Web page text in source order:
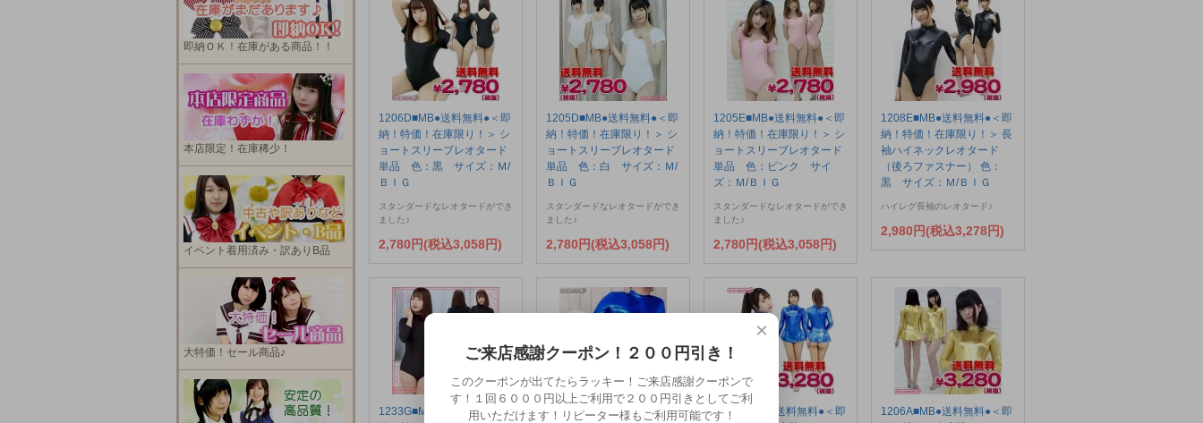
1206D■MB●送料無料●＜即
納！特価！在庫限り！＞ シ
ョートスリーブレオタード
単品 色：黒 サイズ：Ｍ/
ＢＩＧ
スタンダードなレオタードができ
ました♪
2,780円(税込3,058円)
1205D■MB●送料無料●＜即
納！特価！在庫限り！＞ シ
ョートスリーブレオタード
単品 色：白 サイズ：Ｍ/
ＢＩＧ
スタンダードなレオタードができ
ました♪
2,780円(税込3,058円)
1205E■MB●送料無料●＜即
納！特価！在庫限り！＞ シ
ョートスリーブレオタード
単品 色：ピンク サイ
ズ：Ｍ/ＢＩＧ
スタンダードなレオタードができ
ました♪
2,780円(税込3,058円)
1208E■MB●送料無料●＜即
納！特価！在庫限り！＞ 長
袖ハイネックレオタード
（後ろファスナー） 色：
黒 サイズ：Ｍ/ＢＩＧ
ハイレグ長袖のレオタード♪
2,980円(税込3,278円)
1233G■MB●送料無料●＜即
1266F■J●送料無料●＜即
1208G■MB●送料無料●＜即
1206A■MB●送料無料●＜即
即納ＯＫ！在庫がある商品！！
本店限定！在庫稀少！
イベント着用済み・訳ありB品
大特価！セール商品♪
×
ご来店感謝クーポン！２００円引き！
このクーポンが出てたらラッキー！ご来店感謝クーポンで
す！１回６０００円以上ご利用で２００円引きとしてご利
用いただけます！リピーター様もご利用可能です！